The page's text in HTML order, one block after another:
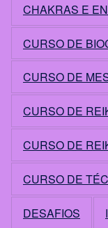
CHAKRAS E
CURSO DE
CURSO DE
CURSO DE
CURSO DE
CURSO DE
DESAFIOS